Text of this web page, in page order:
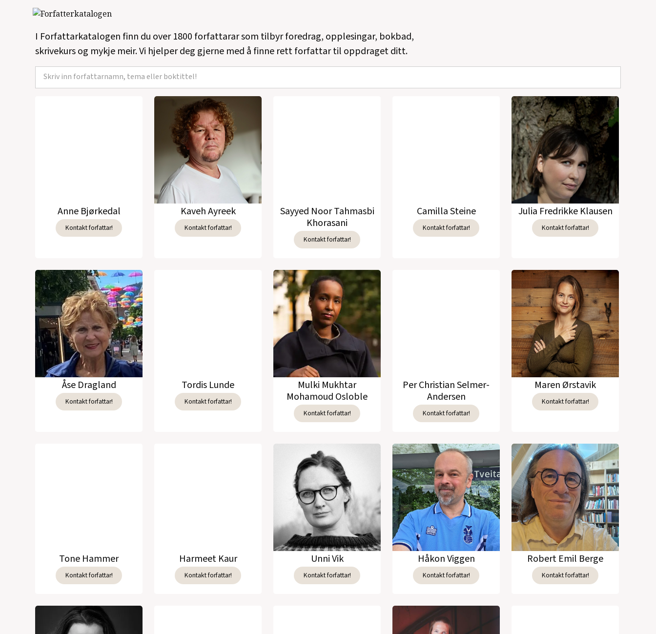
I Forfattarkatalogen finn du over 1800 forfattarar som tilbyr foredrag, opplesingar, bokbad,
skrivekurs og mykje meir. Vi hjelper deg gjerne med å finne rett forfattar til oppdraget ditt.
Anne Bjørkedal
Kontakt forfattar!
Kaveh Ayreek
Kontakt forfattar!
Sayyed Noor Tahmasbi
Khorasani
Kontakt forfattar!
Camilla Steine
Kontakt forfattar!
Julia Fredrikke Klausen
Kontakt forfattar!
Åse Dragland
Kontakt forfattar!
Tordis Lunde
Kontakt forfattar!
Mulki Mukhtar
Mohamoud Osloble
Kontakt forfattar!
Per Christian Selmer-
Andersen
Kontakt forfattar!
Maren Ørstavik
Kontakt forfattar!
Tone Hammer
Kontakt forfattar!
Harmeet Kaur
Kontakt forfattar!
Unni Vik
Kontakt forfattar!
Håkon Viggen
Kontakt forfattar!
Robert Emil Berge
Kontakt forfattar!